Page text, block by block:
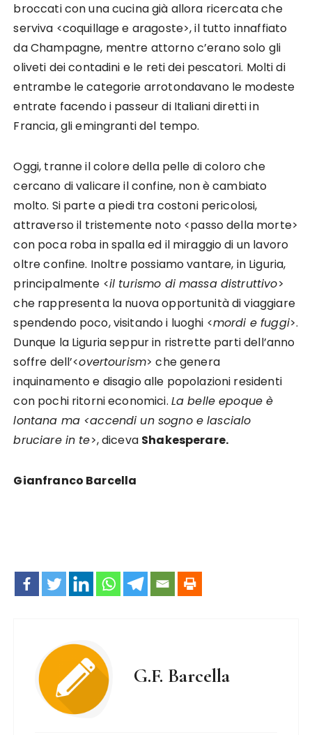
broccati con una cucina già allora ricercata che
serviva <coquillage e aragoste>, il tutto innaffiato
da Champagne, mentre attorno c’erano solo gli
oliveti dei contadini e le reti dei pescatori. Molti di
entrambe le categorie arrotondavano le modeste
entrate facendo i passeur di Italiani diretti in
Francia, gli emingranti del tempo.
Oggi, tranne il colore della pelle di coloro che
cercano di valicare il confine, non è cambiato
molto. Si parte a piedi tra costoni pericolosi,
attraverso il tristemente noto <passo della morte>
con poca roba in spalla ed il miraggio di un lavoro
oltre confine. Inoltre possiamo vantare, in Liguria,
principalmente <il turismo di massa distruttivo>
che rappresenta la nuova opportunità di viaggiare
spendendo poco, visitando i luoghi <mordi e fuggi>.
Dunque la Liguria seppur in ristrette parti dell’anno
soffre dell’<overtourism> che genera
inquinamento e disagio alle popolazioni residenti
con pochi ritorni economici. La belle epoque è
lontana ma <accendi un sogno e lascialo
bruciare in te>, diceva Shakesperare.
Gianfranco Barcella
G.F. Barcella